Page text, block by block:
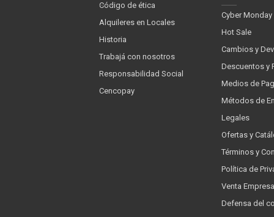
Código de ética
Alquileres en Locales
Historia
Trabajá con nosotros
Responsabilidad Social
Cencopay
Cyber Monday
Hot Sale
Cambios y
Descuentos y
Medios de
Métodos de
Legales
Ofertas y
Términos y
Política de
Venta Empresa
Defensa del